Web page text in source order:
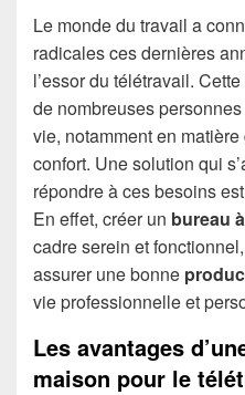
Le monde du travail a
radicales ces dernières
l’essor du télétravail.
de nombreuses
vie, notamment en
confort. Une solution qui
répondre à ces besoins est
En effet, créer un bureau
cadre serein et
assurer une bonne
vie professionnelle et
Les avantages
maison pour le